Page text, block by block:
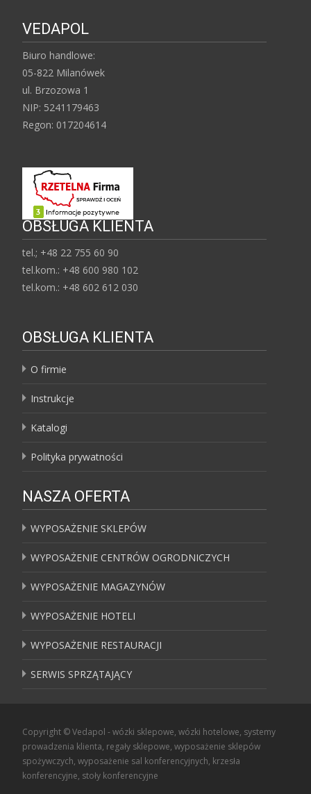
VEDAPOL
Biuro handlowe:
05-822 Milanówek
ul. Brzozowa 1
NIP: 5241179463
Regon: 017204614
OBSŁUGA KLIENTA
tel.; +48 22 755 60 90
tel.kom.: +48 600 980 102
tel.kom.: +48 602 612 030
OBSŁUGA KLIENTA
O firmie
Instrukcje
Katalogi
Polityka prywatności
NASZA OFERTA
WYPOSAŻENIE SKLEPÓW
WYPOSAŻENIE CENTRÓW OGRODNICZYCH
WYPOSAŻENIE MAGAZYNÓW
WYPOSAŻENIE HOTELI
WYPOSAŻENIE RESTAURACJI
SERWIS SPRZĄTAJĄCY
Copyright © Vedapol - wózki sklepowe, wózki hotelowe, systemy
prowadzenia klienta, regały sklepowe, wyposażenie sklepów
spożywczych, wyposażenie sal konferencyjnych, krzesła
konferencyjne, stoły konferencyjne